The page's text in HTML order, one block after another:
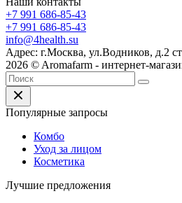
+7 991 686-85-43
+7 991 686-85-43
info@4health.su
Адрес: г.Москва, ул.Водников, д.2
2026 © Aromafarm - интернет-
Популярные запросы
Комбо
Уход за лицом
Косметика
Лучшие предложения